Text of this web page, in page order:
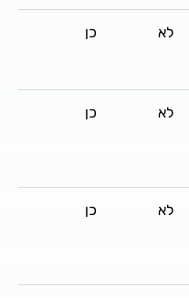
לא כן
לא כן
לא כן